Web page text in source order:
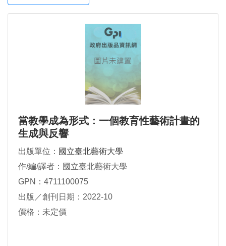
當教學成為形式：一個教育性藝術計畫的
生成與反響
出版單位： 國立臺北藝術大學
作/編/譯者：國立臺北藝術大學
GPN：4711100075
出版／創刊日期：2022-10
價格：未定價